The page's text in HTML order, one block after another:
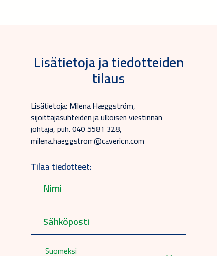
Lisätietoja ja tiedotteiden
tilaus
Lisätietoja: Milena Hæggström,
sijoittajasuhteiden ja ulkoisen viestinnän
johtaja, puh. 040 5581 328,
milena.haeggstrom@caverion.com
Tilaa tiedotteet:
Suomeksi